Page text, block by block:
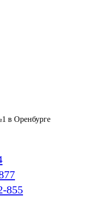
в Оренбурге
855